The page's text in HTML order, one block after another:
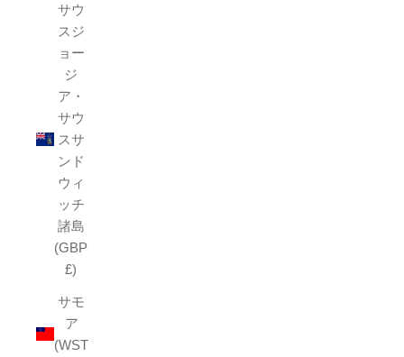
サウ
スジ
ョー
ジ
ア・
サウ
スサ
ンド
ウィ
ッチ
諸島
(GBP
£)
サモ
ア
(WST